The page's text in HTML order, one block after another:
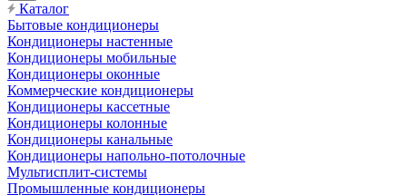
Каталог
Бытовые кондиционеры
Кондиционеры настенные
Кондиционеры мобильные
Кондиционеры оконные
Коммерческие кондиционеры
Кондиционеры кассетные
Кондиционеры колонные
Кондиционеры канальные
Кондиционеры напольно-потолочные
Мультисплит-системы
Промышленные кондиционеры